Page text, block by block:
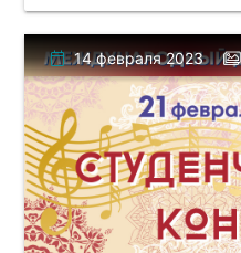
14 февраля 2023